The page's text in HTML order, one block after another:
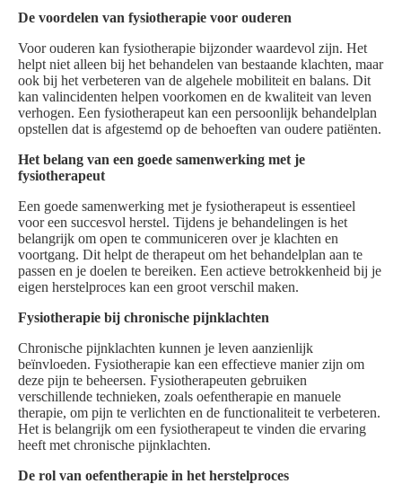
De voordelen van fysiotherapie voor ouderen
Voor ouderen kan fysiotherapie bijzonder waardevol zijn. Het
helpt niet alleen bij het behandelen van bestaande klachten, maar
ook bij het verbeteren van de algehele mobiliteit en balans. Dit
kan valincidenten helpen voorkomen en de kwaliteit van leven
verhogen. Een fysiotherapeut kan een persoonlijk behandelplan
opstellen dat is afgestemd op de behoeften van oudere patiënten.
Het belang van een goede samenwerking met je
fysiotherapeut
Een goede samenwerking met je fysiotherapeut is essentieel
voor een succesvol herstel. Tijdens je behandelingen is het
belangrijk om open te communiceren over je klachten en
voortgang. Dit helpt de therapeut om het behandelplan aan te
passen en je doelen te bereiken. Een actieve betrokkenheid bij je
eigen herstelproces kan een groot verschil maken.
Fysiotherapie bij chronische pijnklachten
Chronische pijnklachten kunnen je leven aanzienlijk
beïnvloeden. Fysiotherapie kan een effectieve manier zijn om
deze pijn te beheersen. Fysiotherapeuten gebruiken
verschillende technieken, zoals oefentherapie en manuele
therapie, om pijn te verlichten en de functionaliteit te verbeteren.
Het is belangrijk om een fysiotherapeut te vinden die ervaring
heeft met chronische pijnklachten.
De rol van oefentherapie in het herstelproces